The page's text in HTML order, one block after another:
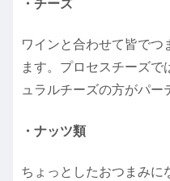
・チーズ
ワインと合わせて皆でつ
ます。プロセスチーズで
ュラルチーズの方がパー
・ナッツ類
ちょっとしたおつまみに